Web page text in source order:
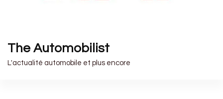
The Automobilist
L'actualité automobile et plus encore